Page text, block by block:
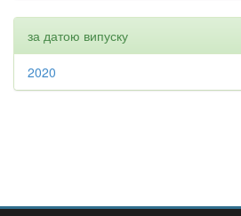
за датою випуску
2020